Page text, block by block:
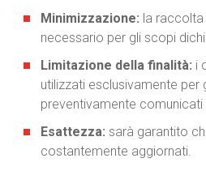
Minimizzazione: la
necessario per gli scopi
Limitazione della finalità: i
utilizzati esclusivamente per
preventivamente comunicati
Esattezza: sarà garantito
costantemente aggiornati.